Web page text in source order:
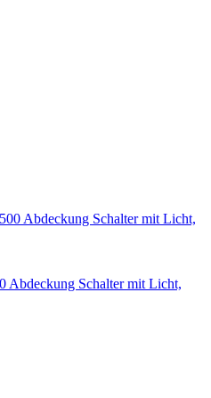
Abdeckung Schalter mit Licht,